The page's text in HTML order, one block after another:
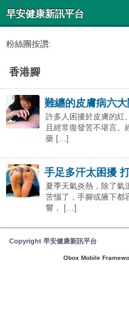
早安健康新訊平台
粉絲團按讚:
香港腳
難纏的皮膚病六
許多人困擾於皮膚的紅
且經常復發苦不堪言。
藥 […]
手足多汗太困擾
夏季天氣炎熱，除了氣
苦惱了，手腳或腋下都
響， […]
Copyright 早安健康新訊平台
Obox Mobile